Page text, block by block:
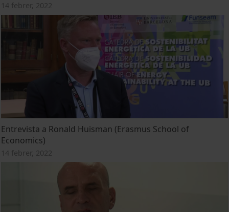
14 febrer, 2022
Entrevista a Ronald Huisman (Erasmus School of
Economics)
14 febrer, 2022